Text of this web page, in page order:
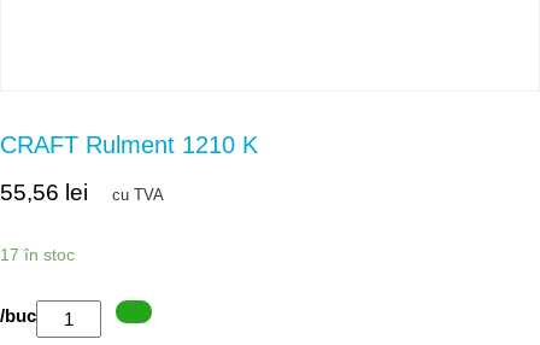
CRAFT Rulment 1210 K
55,56 lei cu TVA
17 în stoc
Cantitate
/buc